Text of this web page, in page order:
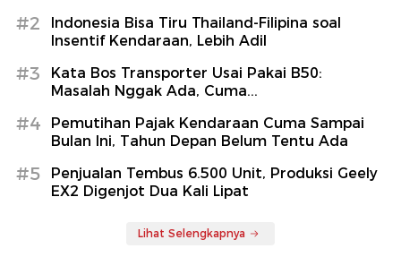
#2
Indonesia Bisa Tiru Thailand-Filipina soal
Insentif Kendaraan, Lebih Adil
#3
Kata Bos Transporter Usai Pakai B50:
Masalah Nggak Ada, Cuma...
#4
Pemutihan Pajak Kendaraan Cuma Sampai
Bulan Ini, Tahun Depan Belum Tentu Ada
#5
Penjualan Tembus 6.500 Unit, Produksi Geely
EX2 Digenjot Dua Kali Lipat
Lihat Selengkapnya